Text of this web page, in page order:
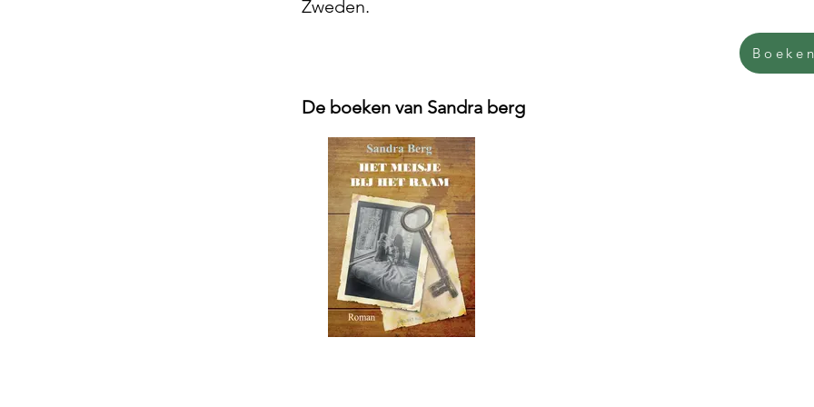
Zweden.
De boeken van Sandra berg